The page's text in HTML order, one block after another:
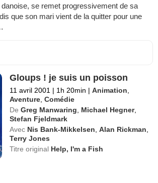
se remet progressivement de sa
que son mari vient de la quitter pour une
Gloups ! je suis un poisson
11 avril 2001 | 1h 20min | Animation
Aventure ,Comédie
De Greg Manwaring Michael Hegner,
Stefan Fjeldmark
Avec Nis Bank-Mikkelsen ,Alan Rickman
Terry Jones
Titre original Help, I'm a Fish